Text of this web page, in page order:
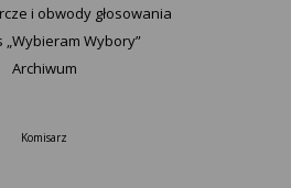
i obwody głosowania
„Wybieram Wybory”
Archiwum
Komisarz